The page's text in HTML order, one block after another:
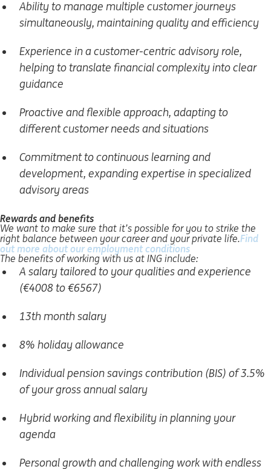
Ability to manage multiple customer journeys
simultaneously, maintaining quality and efficiency
Experience in a customer-centric advisory role,
helping to translate financial complexity into clear
guidance
Proactive and flexible approach, adapting to
different customer needs and situations
Commitment to continuous learning and
development, expanding expertise in specialized
advisory areas
Rewards and benefits
We want to make sure that it’s possible for you to strike the
right balance between your career and your private life.Find
out more about our employment conditions
The benefits of working with us at ING include:
A salary tailored to your qualities and experience
(€4008 to €6567)
13th month salary
8% holiday allowance
Individual pension savings contribution (BIS) of 3.5%
of your gross annual salary
Hybrid working and flexibility in planning your
agenda
Personal growth and challenging work with endless